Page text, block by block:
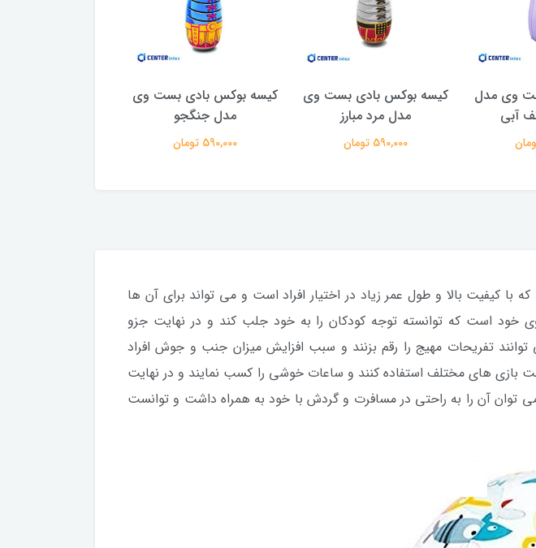
وی مدل
آبی
کیسه بوکس بادی بست وی
مدل مرد مبارز
590,000 تومان
کیسه بوکس بادی بست وی
مدل جنگجو
590,000 تومان
بالا و طول عمر زیاد در اختیار افراد است و می تواند برای آن ها
خود است که توانسته توجه کودکان را به خود جلب کند و در نهایت جزو
تفریحات مهیج را رقم بزنند و سبب افزایش میزان جنب و جوش افراد
بازی های مختلف استفاده کنند و ساعات خوشی را کسب نمایند و در نهایت
توان آن را به راحتی در مسافرت و گردش با خود به همراه داشت و توانست